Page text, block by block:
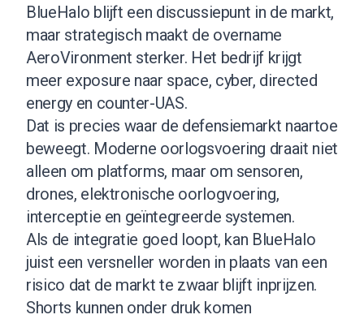
BlueHalo blijft een discussiepunt in de markt,
maar strategisch maakt de overname
AeroVironment sterker. Het bedrijf krijgt
meer exposure naar space, cyber, directed
energy en counter-UAS.
Dat is precies waar de defensiemarkt naartoe
beweegt. Moderne oorlogsvoering draait niet
alleen om platforms, maar om sensoren,
drones, elektronische oorlogvoering,
interceptie en geïntegreerde systemen.
Als de integratie goed loopt, kan BlueHalo
juist een versneller worden in plaats van een
risico dat de markt te zwaar blijft inprijzen.
Shorts kunnen onder druk komen